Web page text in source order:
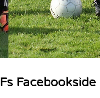
Facebookside